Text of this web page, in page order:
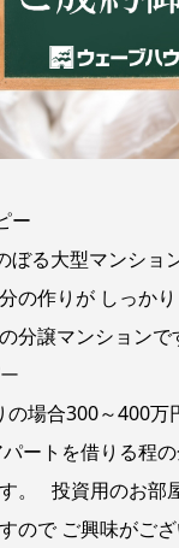
る大型マンショ
の作りが しっか
分譲マンションで
の場合300～400万
ートを借りる程
。 投資用のお部
ので ご興味がご